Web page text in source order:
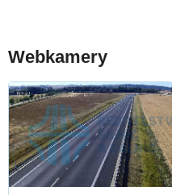
Webkamery